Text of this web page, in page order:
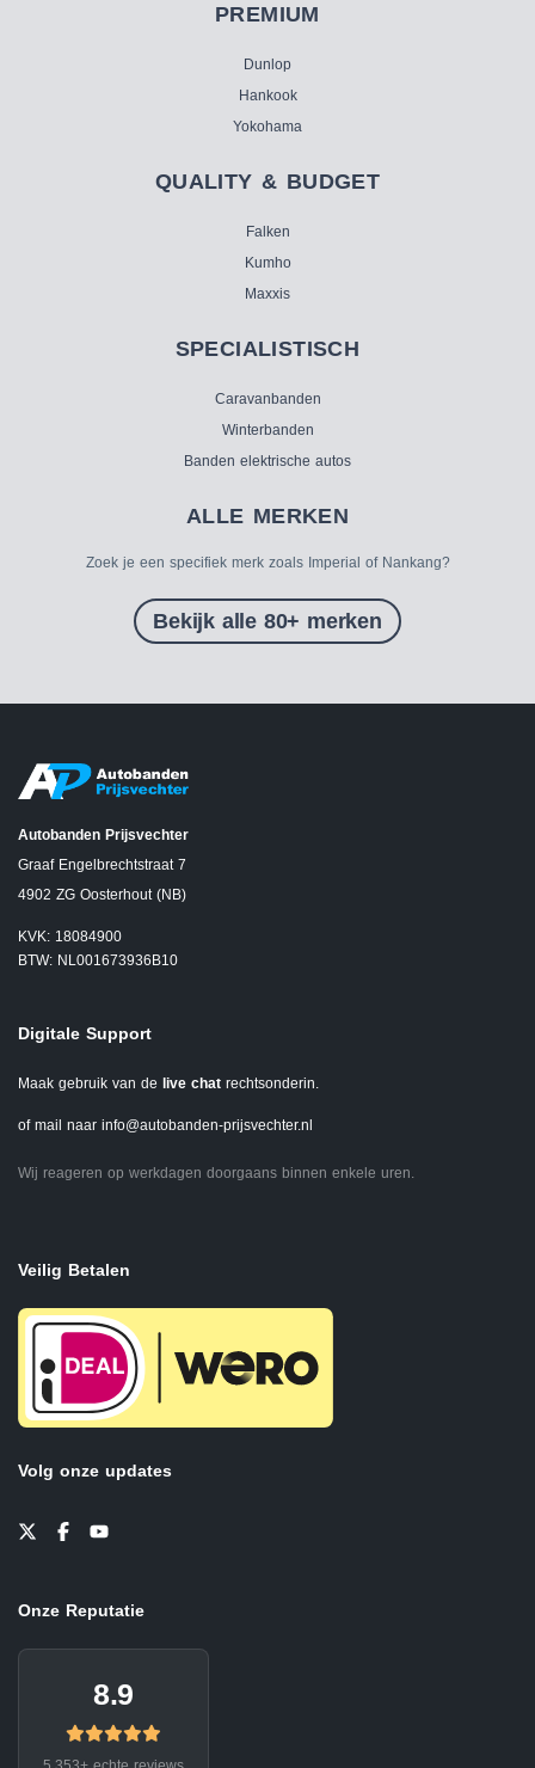
PREMIUM
Dunlop
Hankook
Yokohama
QUALITY & BUDGET
Falken
Kumho
Maxxis
SPECIALISTISCH
Caravanbanden
Winterbanden
Banden elektrische autos
ALLE MERKEN
Zoek je een specifiek merk zoals Imperial of Nankang?
Bekijk alle 80+ merken
Autobanden Prijsvechter
Graaf Engelbrechtstraat 7
4902 ZG Oosterhout (NB)
KVK: 18084900
BTW: NL001673936B10
Digitale Support
Maak gebruik van de live chat rechtsonderin.
of mail naar info@autobanden-prijsvechter.nl
Wij reageren op werkdagen doorgaans binnen enkele uren.
Veilig Betalen
Volg onze updates
Onze Reputatie
8.9